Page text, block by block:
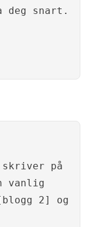
snart.
på
vanlig
2] og